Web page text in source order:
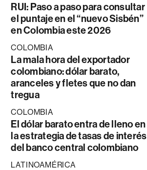
RUI: Paso a paso para consultar
el puntaje en el “nuevo Sisbén”
en Colombia este 2026
COLOMBIA
La mala hora del exportador
colombiano: dólar barato,
aranceles y fletes que no dan
tregua
COLOMBIA
El dólar barato entra de lleno en
la estrategia de tasas de interés
del banco central colombiano
LATINOAMÉRICA